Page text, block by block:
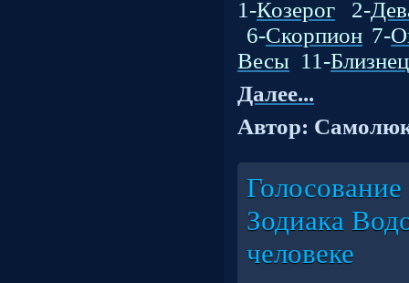
1-Козерог 2-
6-Скорпион 7-
Весы 11-
Далее...
Автор:
Зодиака
человеке